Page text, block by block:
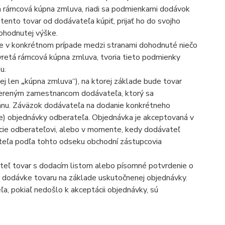
kúpna zmluva, riadi sa podmienkami dodávok
tovar od dodávateľa kúpiť, prijať ho do svojho
výške.
konkrétnom prípade medzi stranami dohodnuté niečo
rámcová kúpna zmluva, tvoria tieto podmienky
len „kúpna zmluva“), na ktorej základe bude tovar
zamestnancom dodávateľa, ktorý sa
Záväzok dodávateľa na dodanie konkrétneho
objednávky odberateľa. Objednávka je akceptovaná v
odberateľovi, alebo v momente, kedy dodávateľ
podľa tohto odseku obchodní zástupcovia
tovar s dodacím listom alebo písomné potvrdenie o
tovaru na základe uskutočnenej objednávky.
pokiaľ nedošlo k akceptácii objednávky, sú